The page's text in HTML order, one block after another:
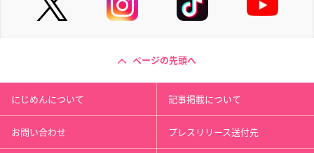
ページの先頭へ
にじめんについて 記事掲載について
お問い合わせ プレスリリース送付先